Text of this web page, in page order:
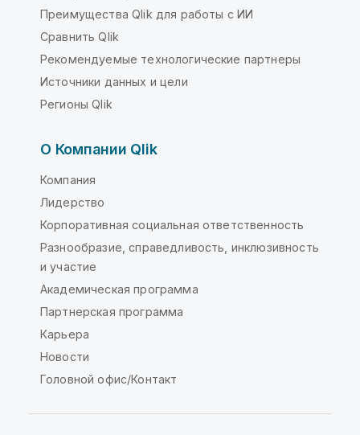
Преимущества Qlik для работы с ИИ
Сравнить Qlik
Рекомендуемые технологические партнеры
Источники данных и цели
Регионы Qlik
О Компании Qlik
Компания
Лидерство
Корпоративная социальная ответственность
Разнообразие, справедливость, инклюзивность
и участие
Академическая программа
Партнерская программа
Карьера
Новости
Головной офис/Контакт